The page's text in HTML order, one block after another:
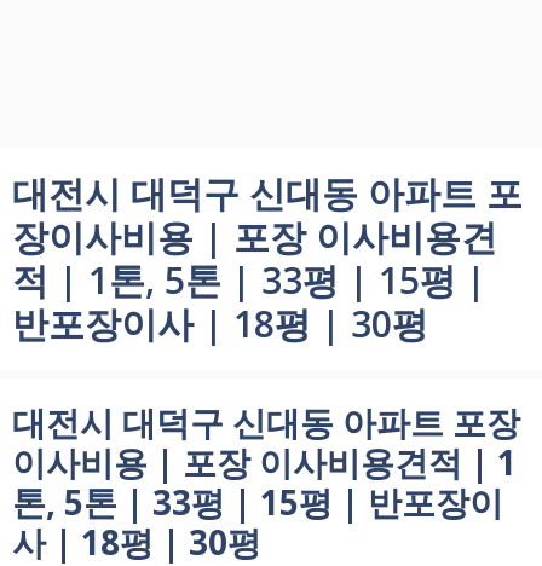
대전시 대덕구 신대동 아파트 포
장이사비용 | 포장 이사비용견
적 | 1톤, 5톤 | 33평 | 15평 |
반포장이사 | 18평 | 30평
대전시 대덕구 신대동 아파트 포장
이사비용 | 포장 이사비용견적 | 1
톤, 5톤 | 33평 | 15평 | 반포장이
사 | 18평 | 30평